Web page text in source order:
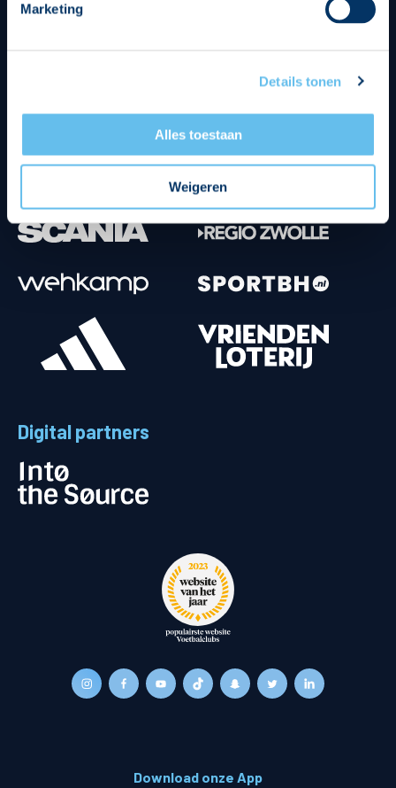
Marketing
Details tonen
Alles toestaan
Weigeren
Digital partners
Download onze App